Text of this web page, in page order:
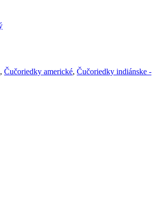
, Čučoriedky americké, Čučoriedky indiánske -